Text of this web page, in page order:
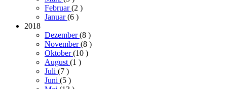
Februar(2 )
Januar(6 )
2018
Dezember(8 )
November(8 )
Oktober(10 )
August (1 )
Juli (7 )
Juni (5 )